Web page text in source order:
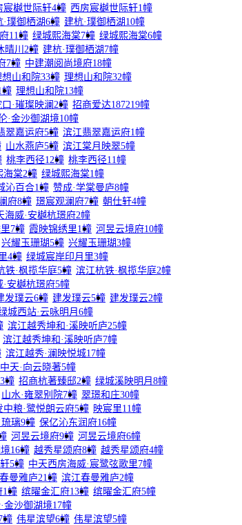
宸樾世际轩4幢 西房宸樾世际轩1幢
·璞御栖湖6幢 建杭·璞御栖湖10幢
11幢 绿城熙海棠7幢 绿城熙海棠6幢
晴川2幢 建杭·璞御栖湖7幢
7幢 中建潮阅尚境府18幢
想山和院33幢 理想山和院32幢
幢 理想山和院13幢
·璀璨映澜2幢 招商爱达187219幢
·金沙御湖境10幢
翠嘉运府5幢 滨江翡翠嘉运府1幢
山水燕庐5幢 滨江棠月映翠5幢
桃李西径12幢 桃李西径11幢
海棠2幢 绿城熙海棠1幢
沁百合1幢 赞成·学棠曼庐8幢
府8幢 璟宸观澜府7幢 朝仕轩4幢
海威·安樾杭璟府2幢
7幢 霞映锦绣里1幢 河昱云境府10幢
兴耀玉珊瑚5幢 兴耀玉珊瑚3幢
4幢 绿城宸岸印月里3幢
铁·枫揽华庭5幢 滨江杭铁·枫揽华庭2幢
·安樾杭璟府5幢
发璞云6幢 建发璞云5幢 建发璞云2幢
城西站·云咏明月6幢
滨江越秀坤和·溪映听庐25幢
滨江越秀坤和·溪映听庐7幢
滨江越秀·澜映悦城17幢
天·向云晓著5幢
幢 招商杭著臻邸2幢 绿城溪映明月8幢
山水·雍翠别院7幢 翠璟和庄30幢
中粮·鹭悦朗云府5幢 映宸里11幢
璃9幢 保亿沁东润府16幢
河昱云境府9幢 河昱云境府6幢
16幢 越秀星颂府8幢 越秀星颂府4幢
5幢 中天西房海威·宸鹭弦歌里7幢
曼雅庐21幢 滨江春曼雅庐2幢
1幢 缤曜金汇府13幢 缤曜金汇府5幢
金沙御湖境17幢
幢 伟星滨望6幢 伟星滨望5幢